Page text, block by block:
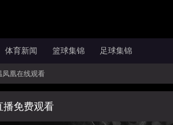
体育新闻 篮球集锦 足球集锦
凤凰在线观看
播免费观看